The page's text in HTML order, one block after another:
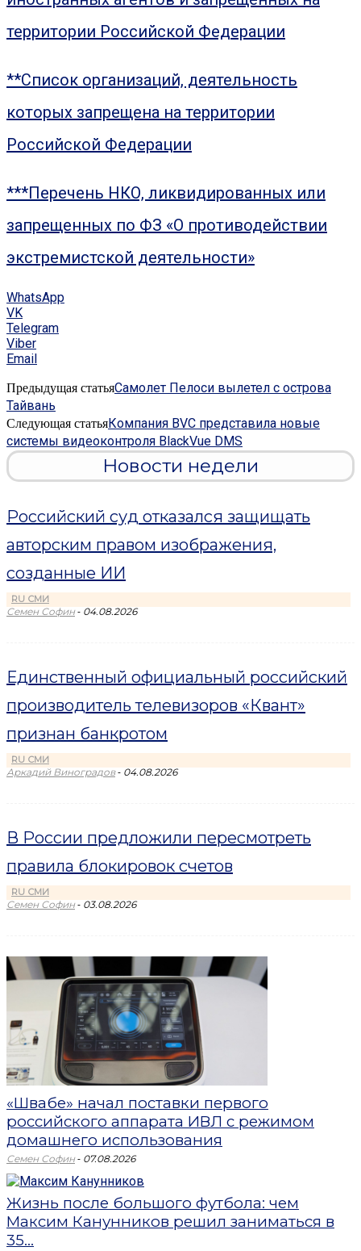
территории Российской Федерации
**Список организаций, деятельность
которых запрещена на территории
Российской Федерации
***Перечень НКО, ликвидированных или
запрещенных по ФЗ «О противодействии
экстремистской деятельности»
WhatsApp
VK
Telegram
Viber
Email
Предыдущая статьяСамолет Пелоси вылетел с острова
Тайвань
Следующая статьяКомпания BVC представила новые
системы видеоконтроля BlackVue DMS
Новости недели
Российский суд отказался защищать
авторским правом изображения,
созданные ИИ
RU СМИ
Семен Софин - 04.08.2026
Единственный официальный российский
производитель телевизоров «Квант»
признан банкротом
RU СМИ
Аркадий Виноградов - 04.08.2026
В России предложили пересмотреть
правила блокировок счетов
RU СМИ
Семен Софин - 03.08.2026
«Швабе» начал поставки первого
российского аппарата ИВЛ с режимом
домашнего использования
Семен Софин - 07.08.2026
Жизнь после большого футбола: чем
Максим Канунников решил заниматься в
35...